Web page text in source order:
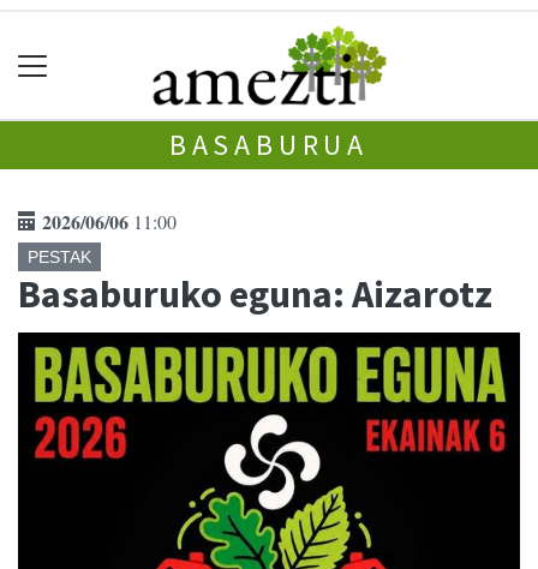
BASABURUA
2026/06/06 11:00
PESTAK
Basaburuko eguna: Aizarotz